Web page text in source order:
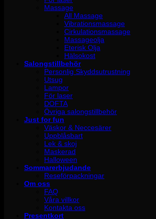
Massage
All Massage
Vibrationsmassage
Cirkulationsmassage
Massageolja
Eterisk Olja
Hälsokost
Salongstillbehör
Personlig Skyddsutrustning
Utsug
Lampor
För laser
DOFTA
Övriga salongstillbehör
Just for fun
Väskor & Neccesärer
Uppblåsbart
Lek & skoj
Maskerad
Halloween
Sommarerbjudande
Reseförpackningar
Om oss
FAQ
Våra villkor
Kontakta oss
Presentkort